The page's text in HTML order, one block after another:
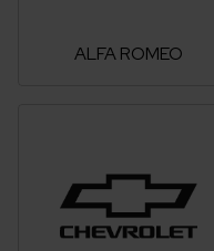
ALFA ROMEO